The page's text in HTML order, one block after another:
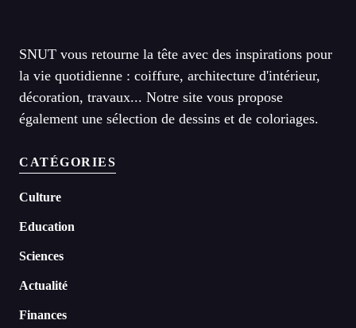
SNUT vous retourne la tête avec des inspirations pour
la vie quotidienne : coiffure, architecture d'intérieur,
décoration, travaux... Notre site vous propose
également une sélection de dessins et de coloriages.
CATÉGORIES
Culture
Education
Sciences
Actualité
Finances